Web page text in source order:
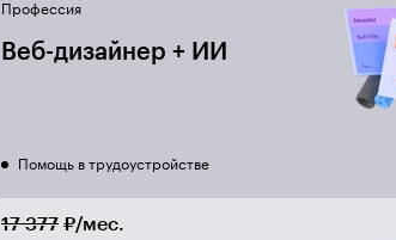
Профессия
Веб-дизайнер + ИИ
Помощь в трудоустройстве
17 377 ₽/мес.